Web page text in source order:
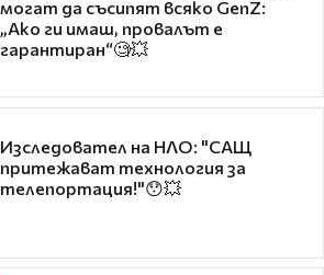
могат да съсипят всяко GenZ:
„Ако ги имаш, провалът е
гарантиран“🧐💥
Изследовател на НЛО: "САЩ
притежават технология за
телепортация!"😯💥